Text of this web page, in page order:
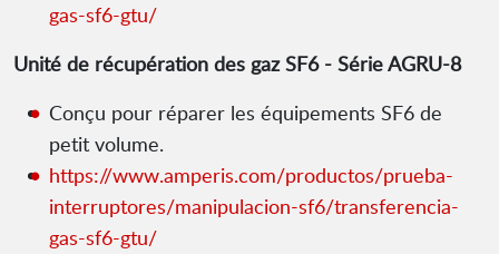
gas-sf6-gtu/
Unité de récupération des gaz SF6 - Série AGRU-8
Conçu pour réparer les équipements SF6 de
petit volume.
https://www.amperis.com/productos/prueba-
interruptores/manipulacion-sf6/transferencia-
gas-sf6-gtu/